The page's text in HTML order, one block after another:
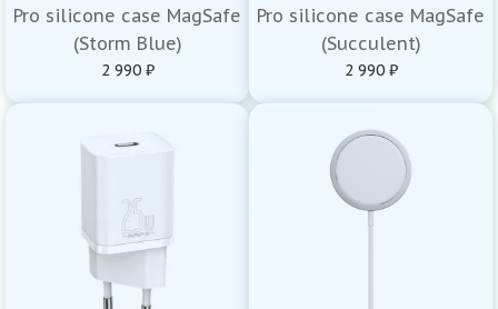
Pro silicone case MagSafe
(Storm Blue)
2 990 ₽
Pro silicone case MagSafe
(Succulent)
2 990 ₽